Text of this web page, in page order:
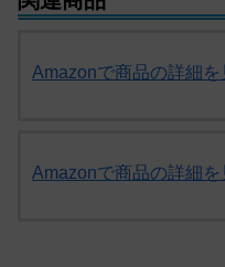
Amazonで商品の詳細を
Amazonで商品の詳細を